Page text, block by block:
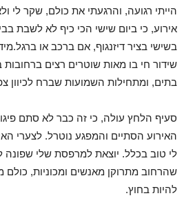
הייתי רגועה, והרגעתי את כולם, שקר לי
אירוע, כי ביום שישי הכי כיף לא לשבת
בשישי בציר דיזנגוף, אם ברכב או
שידור חי בו מאות שוטרים רצים
בתים, ומתחילות השמועות שברח לכיוון
סעיף הלחץ עולה, כי זה כבר לא סתם
האירוע הסתיים והמפגע נוטרל. לצערי
לי טוב בכלל. יוצאת למרפסת שלי שפונה
שהרחוב מתרוקן מאנשים ומכוניות,
להיות בחוץ.